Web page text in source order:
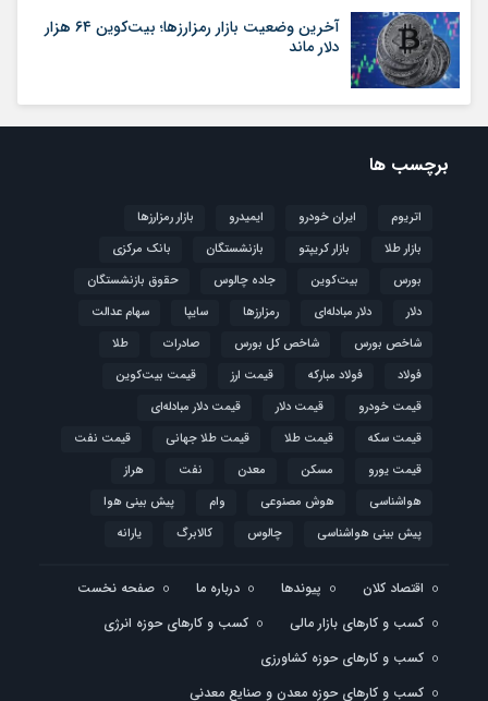
آخرین وضعیت بازار رمزارزها؛ بیت‌کوین ۶۴ هزار
دلار ماند
برچسب ها
اتریوم ایران خودرو ایمیدرو
بازار رمزارزها
بازار طلا
بازار کریپتو بازنشستگان
بانک مرکزی
بورس
بیت‌کوین جاده چالوس
حقوق بازنشستگان
دلار
دلار مبادله‌ای رمزارزها سایپا
سهام عدالت
شاخص بورس
شاخص کل بورس صادرات
طلا
فولاد
فولاد مبارکه قیمت ارز
قیمت بیت‌کوین
قیمت خودرو
قیمت دلار
قیمت دلار مبادله‌ای
قیمت سکه
قیمت طلا قیمت طلا جهانی
قیمت نفت
قیمت یورو
مسکن معدن نفت
هراز
هواشناسی
هوش مصنوعی وام
پیش بینی هوا
پیش بینی هواشناسی
چالوس کالابرگ یارانه
اقتصاد کلان پیوندها درباره ما
صفحه نخست
کسب و کارهای بازار مالی
کسب و کارهای حوزه انرژی
کسب و کارهای حوزه کشاورزی
کسب و کارهای حوزه معدن و صنایع معدنی